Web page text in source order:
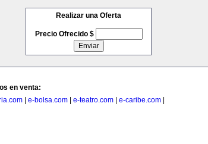
Realizar una Oferta
Precio Ofrecido $
en venta:
e-bolsa.com e-teatro.com e-caribe.com